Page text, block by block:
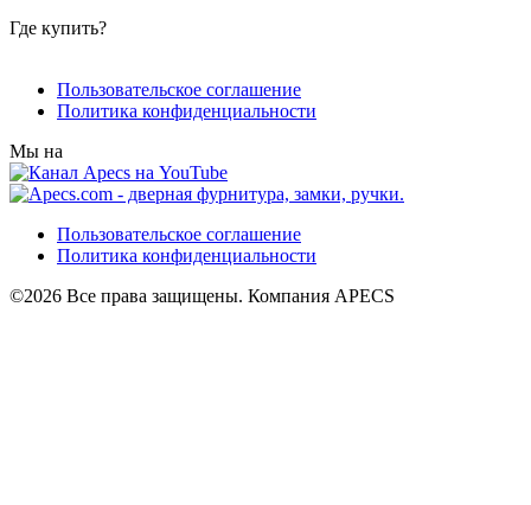
Где купить?
Пользовательское соглашение
Политика конфиденциальности
Мы на
Пользовательское соглашение
Политика конфиденциальности
©2026 Все права защищены. Компания APECS